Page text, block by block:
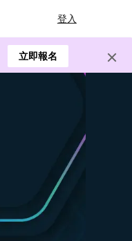
登入
立即報名